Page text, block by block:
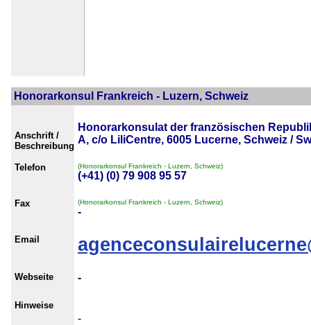
Honorarkonsul Frankreich - Luzern, Schweiz
Anschrift /
Beschreibung
Honorarkonsulat der französischen
A, c/o LiliCentre, 6005 Lucerne, Schweiz /
Telefon (Honorarkonsul Frankreich - Luzern, Schweiz)
(+41) (0) 79 908 95 57
Fax (Honorarkonsul Frankreich - Luzern, Schweiz)
-
Email
Webseite -
Hinweise
-